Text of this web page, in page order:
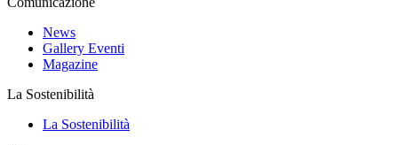
News
Gallery Eventi
Magazine
La Sostenibilità
La Sostenibilità